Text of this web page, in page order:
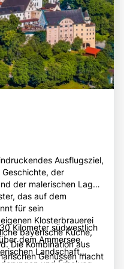
Ausflugsziel,
der
der malerischen Lage
das auf dem
für sein
Klosterbrauerei
bayerische Küche,
Die Kombination aus
Genüssen macht
Kilometer südwestlich
dem Ammersee.
Landschaft
und Erholung